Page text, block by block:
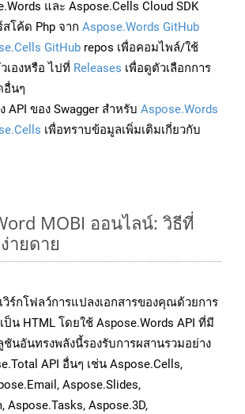
และ Aspose.Cells Cloud SDK
โค้ด Php จาก Aspose.Words GitHub
GitHub repos เพื่อคอมไพล์/ใช้
เองหรือ ไปที่ Releases เพื่อดูตัวเลือกการ
อื่นๆ
API ของ Swagger สำหรับ Aspose.Words
เพื่อทราบข้อมูลเพิ่มเติมเกี่ยวกับ
MOBI ออนไลน์: วิธีที่
ายดาย
วิร์กโฟลว์การแปลงเอกสารของคุณด้วยการ
ป็น HTML โดยใช้ Aspose.Words API ที่มี
นอันทรงพลังนี้รองรับการผสานรวมอย่าง
API อื่นๆ เช่น Aspose.Cells,
Aspose.Slides,
Aspose.Tasks, Aspose.3D,